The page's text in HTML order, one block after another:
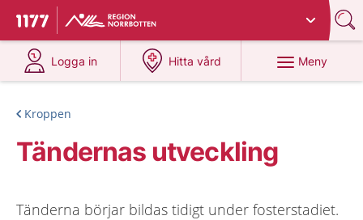
Till startsidan för 1177
Du har valt region
Logga in
på 1177.se
Hitta vård
på 1177.se
Meny
Kroppen
Tändernas utveckling
Tänderna börjar bildas tidigt under fosterstadiet.